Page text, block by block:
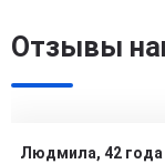
Отзывы
Людмила, 42 года